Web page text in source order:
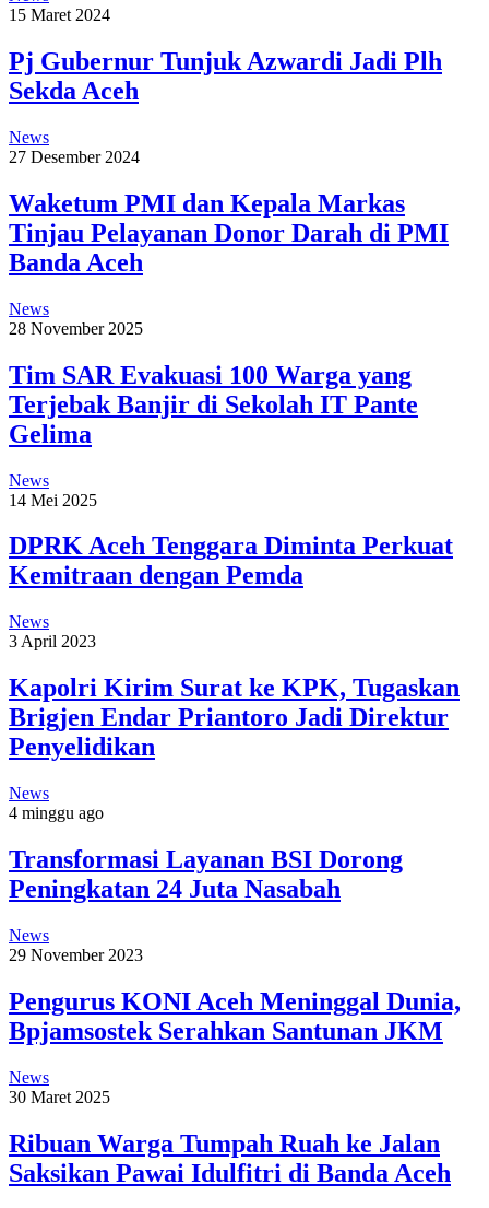
15 Maret 2024
Pj Gubernur Tunjuk Azwardi Jadi Plh
Sekda Aceh
News
27 Desember 2024
Waketum PMI dan Kepala Markas
Tinjau Pelayanan Donor Darah di PMI
Banda Aceh
News
28 November 2025
Tim SAR Evakuasi 100 Warga yang
Terjebak Banjir di Sekolah IT Pante
Gelima
News
14 Mei 2025
DPRK Aceh Tenggara Diminta Perkuat
Kemitraan dengan Pemda
News
3 April 2023
Kapolri Kirim Surat ke KPK, Tugaskan
Brigjen Endar Priantoro Jadi Direktur
Penyelidikan
News
4 minggu ago
Transformasi Layanan BSI Dorong
Peningkatan 24 Juta Nasabah
News
29 November 2023
Pengurus KONI Aceh Meninggal Dunia,
Bpjamsostek Serahkan Santunan JKM
News
30 Maret 2025
Ribuan Warga Tumpah Ruah ke Jalan
Saksikan Pawai Idulfitri di Banda Aceh